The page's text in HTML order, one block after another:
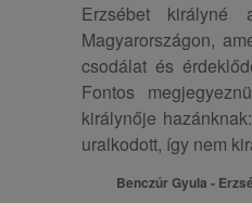
Erzsébet
Magyarországon,
csodálat és
Fontos
királynője
uralkodott, így nem
Benczúr Gyula -